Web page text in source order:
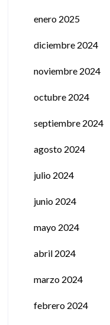
enero 2025
diciembre 2024
noviembre 2024
octubre 2024
septiembre 2024
agosto 2024
julio 2024
junio 2024
mayo 2024
abril 2024
marzo 2024
febrero 2024